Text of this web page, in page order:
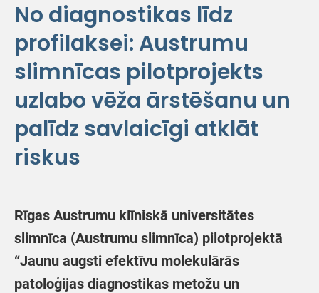
No diagnostikas līdz
profilaksei: Austrumu
slimnīcas pilotprojekts
uzlabo vēža ārstēšanu un
palīdz savlaicīgi atklāt
riskus
Rīgas Austrumu klīniskā universitātes
slimnīca (Austrumu slimnīca) pilotprojektā
“Jaunu augsti efektīvu molekulārās
patoloģijas diagnostikas metožu un